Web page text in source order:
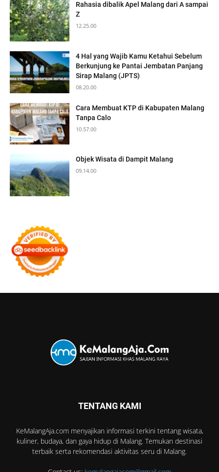
Rahasia dibalik Apel Malang dari A sampai
Z
12.25.00
4 Hal yang Wajib Kamu Ketahui Sebelum
Berkunjung ke Pantai Jembatan Panjang
Sirap Malang (JPTS)
08.20.00
Cara Membuat KTP di Kabupaten Malang
Tanpa Calo
10.57.00
Objek Wisata di Dampit Malang
09.14.00
TENTANG KAMI
KeMalangAja.com menyajikan informasi terkini tentang wisata,
kuliner, budaya, dan gaya hidup di Malang. Temukan destinasi
terbaik serta rekomendasi aktivitas seru di Malang.